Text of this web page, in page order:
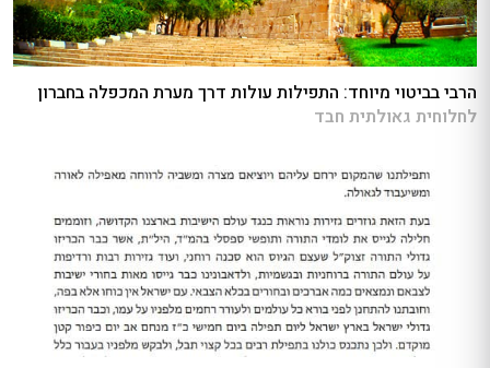
הרבי בביטוי מיוחד: התפילות עולות דרך מערת המכפלה בחברון
לחלוחית גאולתית חבד